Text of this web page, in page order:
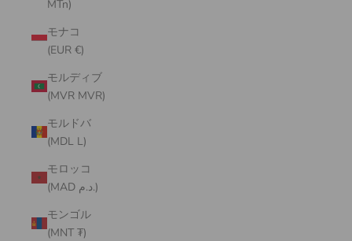
MTn)
モナコ
(EUR €)
モルディブ
(MVR MVR)
モルドバ
(MDL L)
モロッコ
(MAD د.م.)
モンゴル
(MNT ₮)